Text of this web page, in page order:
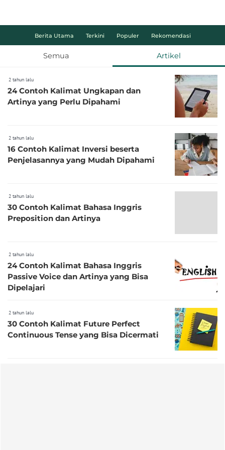
Berita Utama Terkini Populer Rekomendasi
Semua Artikel
2 tahun lalu
24 Contoh Kalimat Ungkapan dan
Artinya yang Perlu Dipahami
2 tahun lalu
16 Contoh Kalimat Inversi beserta
Penjelasannya yang Mudah Dipahami
2 tahun lalu
30 Contoh Kalimat Bahasa Inggris
Preposition dan Artinya
2 tahun lalu
24 Contoh Kalimat Bahasa Inggris
Passive Voice dan Artinya yang Bisa
Dipelajari
2 tahun lalu
30 Contoh Kalimat Future Perfect
Continuous Tense yang Bisa Dicermati